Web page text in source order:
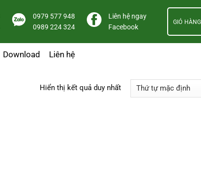
0979 577 948
0989 224 324
Liên hệ ngay
Facebook
GIỎ
Download Liên hệ
Hiển thị kết quả duy nhất